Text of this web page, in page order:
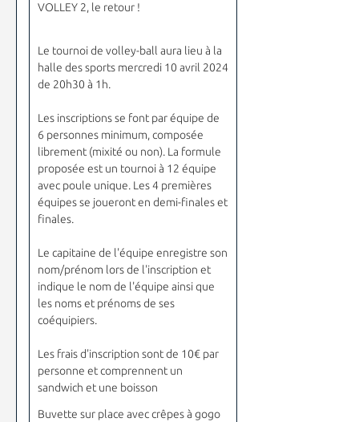
VOLLEY 2, le retour !
Le tournoi de volley-ball aura lieu à la
halle des sports mercredi 10 avril 2024
de 20h30 à 1h.
Les inscriptions se font par équipe de
6 personnes minimum, composée
librement (mixité ou non). La formule
proposée est un tournoi à 12 équipe
avec poule unique. Les 4 premières
équipes se joueront en demi-finales et
finales.
Le capitaine de l'équipe enregistre son
nom/prénom lors de l'inscription et
indique le nom de l'équipe ainsi que
les noms et prénoms de ses
coéquipiers.
Les frais d'inscription sont de 10€ par
personne et comprennent un
sandwich et une boisson
Buvette sur place avec crêpes à gogo